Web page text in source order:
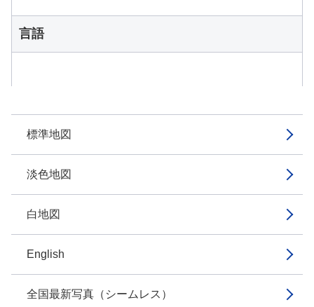
標準地図
淡色地図
白地図
English
全国最新写真（シームレス）
言語